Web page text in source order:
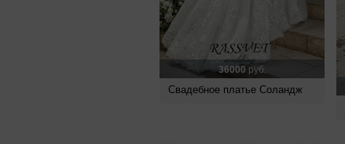
36000 руб.
Свадебное платье Соландж